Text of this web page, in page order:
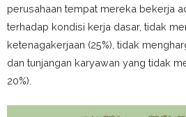
perusahaan tempat mereka bekerja
terhadap kondisi kerja dasar, tidak
ketenagakerjaan (25%), tidak
dan tunjangan karyawan yang tidak
20%).